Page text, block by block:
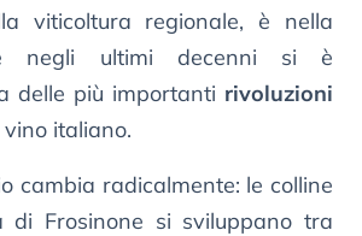
viticoltura regionale, è nella
negli ultimi decenni si è
delle più importanti rivoluzioni
italiano.
cambia radicalmente: le colline
di Frosinone si sviluppano tra